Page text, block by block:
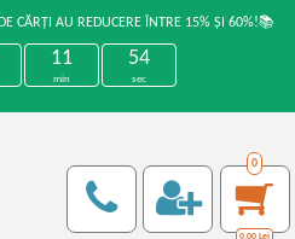
CĂRȚI AU REDUCERE ÎNTRE 15% ȘI 60%!📚
11
min
54
sec
0
0,00 Lei